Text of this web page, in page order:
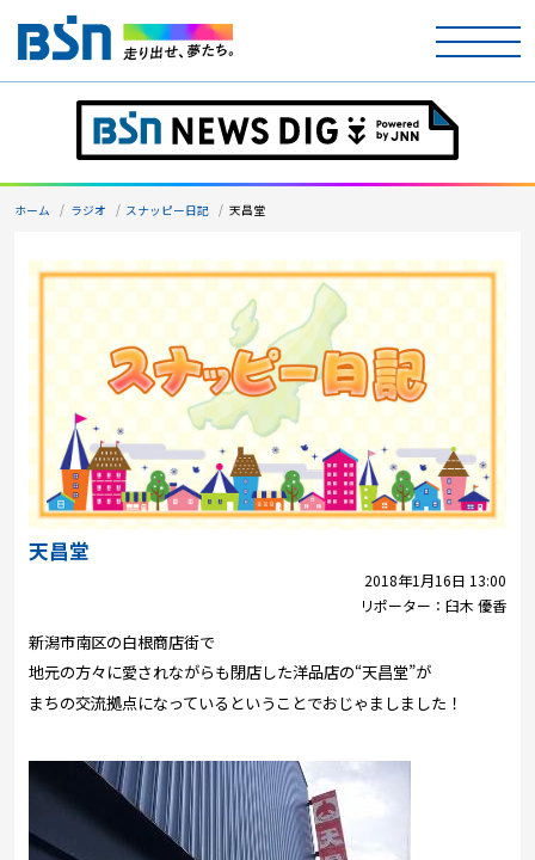
ホーム
テレビ
アナウンサー
イベント
ニュース
天気
プレゼント
キッズ ケンジュ
Well-being
防災・減災
会社概要・ビジョン
お問い合わせ
ホーム ラジオ スナッピー日記 天昌堂
天昌堂
2018年1月16日 13:00
リポーター： 臼木 優香
新潟市南区の白根商店街で
地元の方々に愛されながらも閉店した洋品店の“天昌堂”が
まちの交流拠点になっているということでおじゃましました！